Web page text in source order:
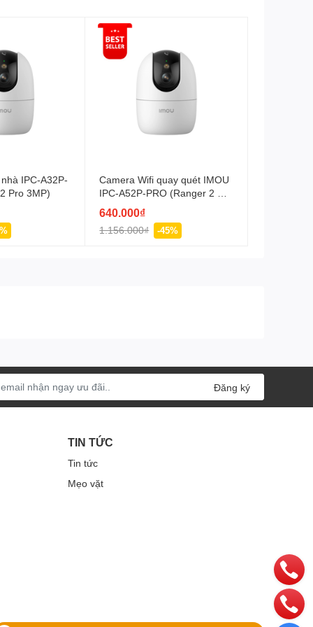
IPC-A32P-
Pro 3MP)
Camera Wifi quay quét IMOU
IPC-A52P-PRO (Ranger 2 Pro
5MP)
640.000₫
1.156.000₫ -45%
Đăng ký
TIN TỨC
Tin tức
Mẹo vặt